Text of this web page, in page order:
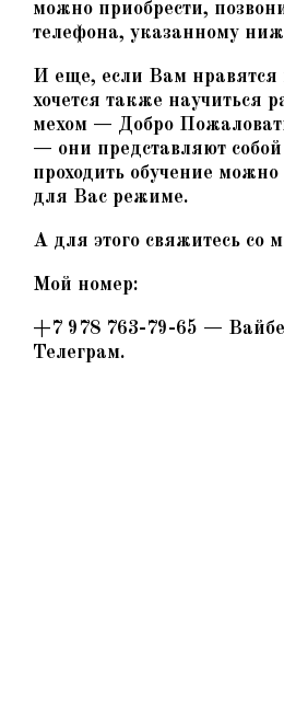
можно приобрести,
телефона, указанному
И еще, если Вам
хочется также научиться
мехом — Добро
— они представляют
проходить обучение
для Вас режиме.
А для этого свяжитесь со
Мой номер:
+7 978 763-79-65 —
Телеграм.